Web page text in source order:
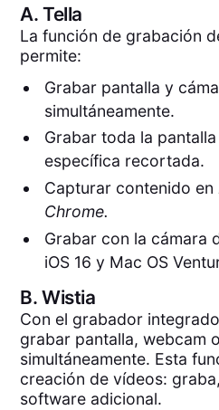
A.Tella
La función de grabación
permite:
Grabar pantalla y
simultáneamente.
Grabar toda la
específica recortada.
Capturar contenido en
Chrome.
Grabar con la cámara
iOS 16 y Mac OS
B.Wistia
Con el grabador
grabar pantalla, webcam
simultáneamente. Esta
creación de vídeos:
software adicional.